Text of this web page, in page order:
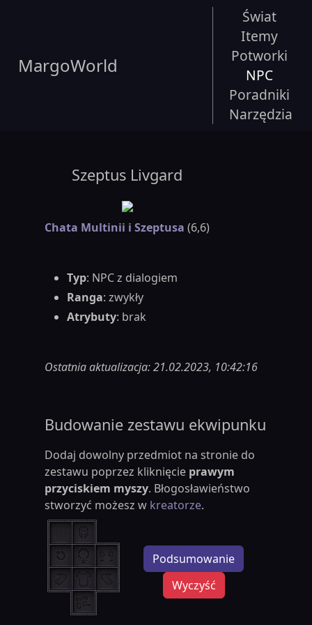
MargoWorld
Świat
Itemy
Potworki
NPC
Poradniki
Narzędzia
Szeptus Livgard
Chata Multinii i Szeptusa (6,6)
Typ: NPC z dialogiem
Ranga: zwykły
Atrybuty: brak
Ostatnia aktualizacja: 21.02.2023, 10:42:16
Budowanie zestawu ekwipunku
Dodaj dowolny przedmiot na stronie do
zestawu poprzez kliknięcie prawym
przyciskiem myszy. Błogosławieństwo
stworzyć możesz w kreatorze.
Podsumowanie
Wyczyść